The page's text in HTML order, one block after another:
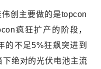
创主要做的是topcon
疯狂扩产的阶段，
的不足5%狂飙突进到
绝对的光伏电池主流